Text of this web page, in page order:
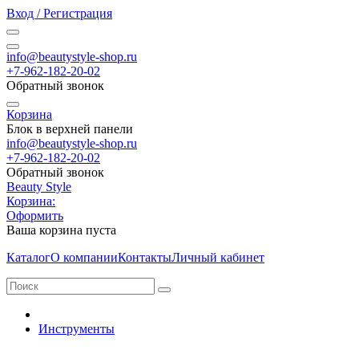
Вход / Регистрация
info@beautystyle-shop.ru
+7-962-182-20-02
Обратный звонок
Корзина
Блок в верхней панели
info@beautystyle-shop.ru
+7-962-182-20-02
Обратный звонок
Beauty Style
Корзина:
Оформить
Ваша корзина пуста
КаталогО компанииКонтактыЛичный кабинет
Инструменты